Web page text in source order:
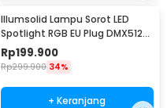
Illumsolid Lampu Sorot LED
Spotlight RGB EU Plug DMX512
240V 30W - YS-P01
Rp199.900
Rp299.900 34%
+ Keranjang